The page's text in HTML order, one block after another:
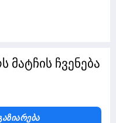
ჩვენება